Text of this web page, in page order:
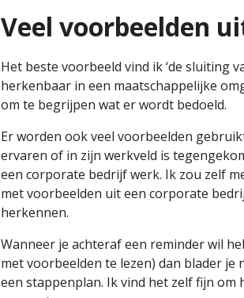
Veel voorbeelden
Het beste voorbeeld vind ik ‘de sluiting
herkenbaar in een maatschappelijke
om te begrijpen wat er wordt bedoeld.
Er worden ook veel voorbeelden
ervaren of in zijn werkveld is
een corporate bedrijf werk. Ik zou zelf
met voorbeelden uit een corporate
herkennen.
Wanneer je achteraf een reminder wil
met voorbeelden te lezen) dan blader
een stappenplan. Ik vind het zelf fijn